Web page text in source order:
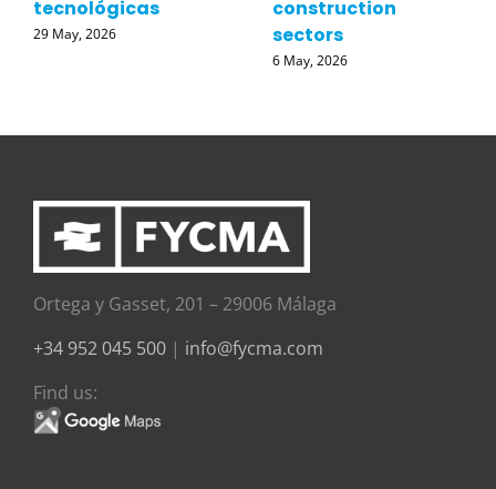
tecnológicas
29 May, 2026
construction
sectors
6 May, 2026
Ortega y Gasset, 201 – 29006 Málaga
+34 952 045 500 | info@fycma.com
Find us: